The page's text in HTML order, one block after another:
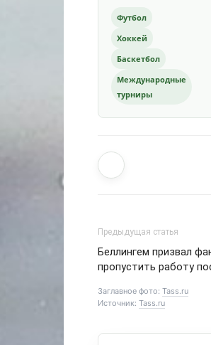
Футбол
Хоккей
Баскетбол
Международные
турниры
Предыдущая статья
Беллингем призвал
пропустить работу
Заглавное фото: Tass.ru
Источник: Tass.ru